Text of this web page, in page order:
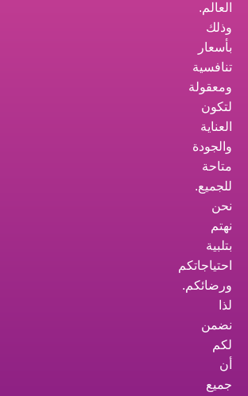
العالم.
وذلك
بأسعار
تنافسية
ومعقولة
لتكون
العناية
والجودة
متاحة
للجميع.
نحن
نهتم
بتلبية
احتياجاتكم
ورضائكم.
لذا
نضمن
لكم
أن
جميع